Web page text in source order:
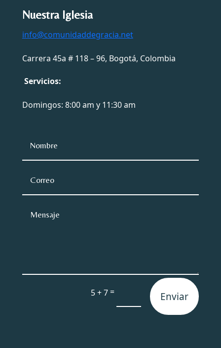
Nuestra Iglesia
info@comunidaddegracia.net
Carrera 45a # 118 – 96, Bogotá, Colombia
Servicios:
Domingos: 8:00 am y 11:30 am
5 + 7= Enviar